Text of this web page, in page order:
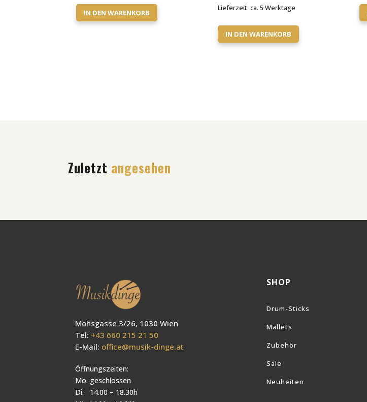
IN DEN WARENKORB
Lieferzeit:ca. 5 Werktage
IN DEN WARENKORB
Zuletzt angesehen
Mohsgasse 3/26, 1030 Wien
Tel: +43 660 215 21 50
E-Mail: office@musik-dinge.at
Öffnungszeiten:
Mo. geschlossen
Di. 14.00 – 18.30h
SHOP
Drum-Sticks
Mallets
Zubehör
Sale
Neuheiten